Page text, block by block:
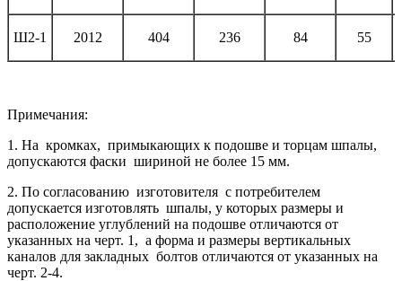
Ш2-1 2012 404 236 84 55
Примечания:
1. На кромках, примыкающих к подошве и торцам шпалы,
допускаются фаски шириной не более 15 мм.
2. По согласованию изготовителя с потребителем
допускается изготовлять шпалы, у которых размеры и
расположение углублений на подошве отличаются от
указанных на черт. 1, а форма и размеры вертикальных
каналов для закладных болтов отличаются от указанных на
черт. 2-4.